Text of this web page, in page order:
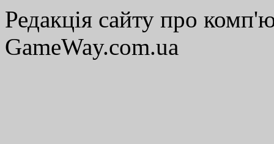
Редакція сайту про
GameWay.com.ua